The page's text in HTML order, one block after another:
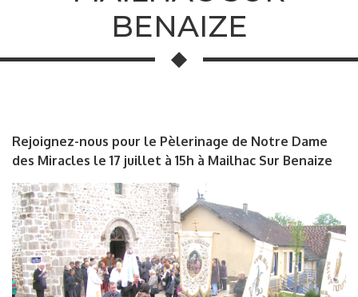
BENAIZE
Rejoignez-nous pour le Pèlerinage de Notre Dame
des Miracles le 17 juillet à 15h à Mailhac Sur Benaize